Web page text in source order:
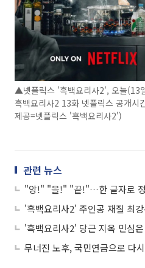
▲넷플릭스 '흑백요리사2', 오늘(13
흑백요리사2 13화 넷플릭스 공개시
제공=넷플릭스 '흑백요리사2')
관련 뉴스
"앙!" "을!" "끝!"…한 글자로 정
'흑백요리사2' 주인공 재질 최
'흑백요리사2' 당근 지옥 민심
무너진 노후, 국민연금으로 다